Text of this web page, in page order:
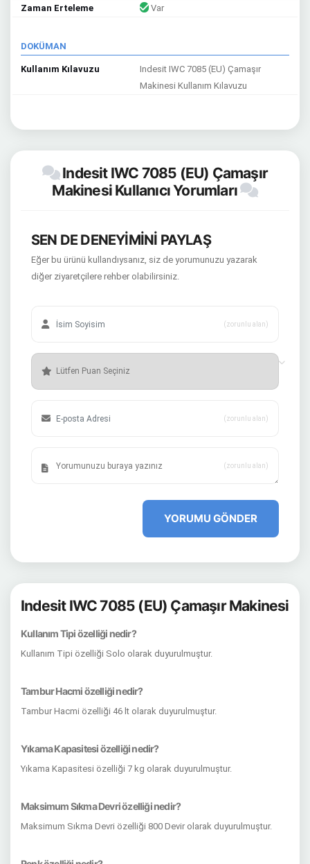
Zaman Erteleme
Var
DOKÜMAN
Kullanım Kılavuzu
Indesit IWC 7085 (EU) Çamaşır
Makinesi Kullanım Kılavuzu
Indesit IWC 7085 (EU) Çamaşır
Makinesi Kullanıcı Yorumları
SEN DE DENEYİMİNİ PAYLAŞ
Eğer bu ürünü kullandıysanız, siz de yorumunuzu yazarak
diğer ziyaretçilere rehber olabilirsiniz.
(zorunlu alan)
(zorunlu alan)
(zorunlu alan)
YORUMU GÖNDER
Indesit IWC 7085 (EU) Çamaşır Makinesi
Kullanım Tipi özelliği nedir?
Kullanım Tipi özelliği Solo olarak duyurulmuştur.
Tambur Hacmi özelliği nedir?
Tambur Hacmi özelliği 46 lt olarak duyurulmuştur.
Yıkama Kapasitesi özelliği nedir?
Yıkama Kapasitesi özelliği 7 kg olarak duyurulmuştur.
Maksimum Sıkma Devri özelliği nedir?
Maksimum Sıkma Devri özelliği 800 Devir olarak duyurulmuştur.